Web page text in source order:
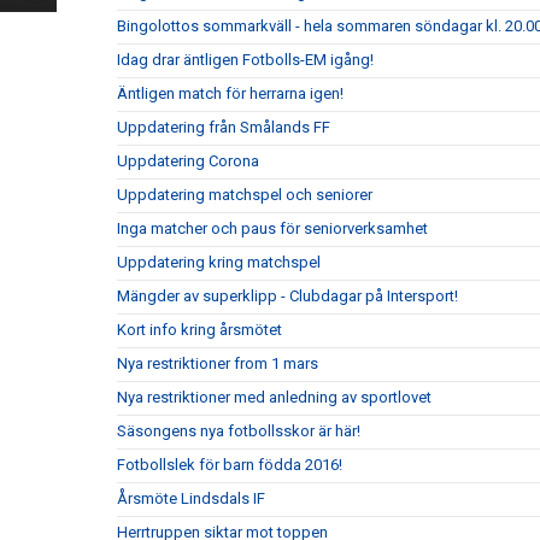
Bingolottos sommarkväll - hela sommaren söndagar kl.
Idag drar äntligen Fotbolls-EM igång!
Äntligen match för herrarna igen!
Uppdatering från Smålands FF
Uppdatering Corona
Uppdatering matchspel och seniorer
Inga matcher och paus för seniorverksamhet
Uppdatering kring matchspel
Mängder av superklipp - Clubdagar på Intersport!
Kort info kring årsmötet
Nya restriktioner from 1 mars
Nya restriktioner med anledning av sportlovet
Säsongens nya fotbollsskor är här!
Fotbollslek för barn födda 2016!
Årsmöte Lindsdals IF
Herrtruppen siktar mot toppen